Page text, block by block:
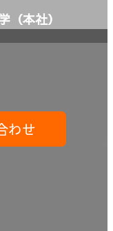
本社）
わせ